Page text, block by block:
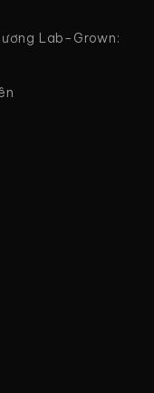
Lab-Grown: